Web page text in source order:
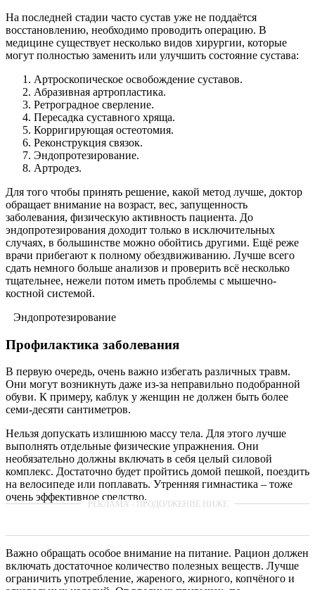
На последней стадии часто сустав уже не поддаётся
восстановлению, необходимо проводить операцию. В
медицине существует несколько видов хирургии, которые
могут полностью заменить или улучшить состояние сустава:
Артроскопическое освобождение суставов.
Абразивная артропластика.
Ретроградное сверление.
Пересадка суставного хряща.
Корригирующая остеотомия.
Реконструкция связок.
Эндопротезирование.
Артродез.
Для того чтобы принять решение, какой метод лучше, доктор
обращает внимание на возраст, вес, запущенность
заболевания, физическую активность пациента. До
эндопротезирования доходит только в исключительных
случаях, в большинстве можно обойтись другими. Ещё реже
врачи прибегают к полному обездвиживанию. Лучше всего
сдать немного больше анализов и проверить всё несколько
тщательнее, нежели потом иметь проблемы с мышечно-
костной системой.
Эндопротезирование
Профилактика заболевания
В первую очередь, очень важно избегать различных травм.
Они могут возникнуть даже из-за неправильно подобранной
обуви. К примеру, каблук у женщин не должен быть более
семи-десяти сантиметров.
Нельзя допускать излишнюю массу тела. Для этого лучше
выполнять отдельные физические упражнения. Они
необязательно должны включать в себя целый силовой
комплекс. Достаточно будет пройтись домой пешкой, поездить
на велосипеде или поплавать. Утренняя гимнастика – тоже
очень эффективное средство.
Важно обращать особое внимание на питание. Рацион должен
включать достаточное количество полезных веществ. Лучше
ограничить употребление, жареного, жирного, копчёного и